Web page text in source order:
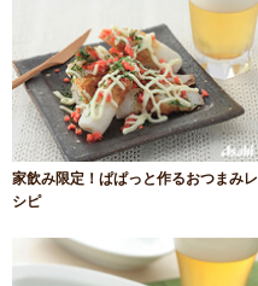
家飲み限定！ぱぱっと作るおつまみレ
シピ